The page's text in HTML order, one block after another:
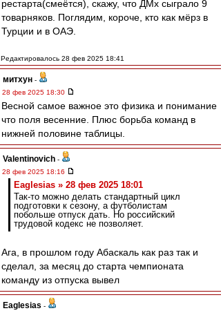
рестарта(смеётся), скажу, что ДМх сыграло 9
товарняков. Поглядим, короче, кто как мёрз в
Турции и в ОАЭ.
Редактировалось 28 фев 2025 18:41
митхун -
28 фев 2025 18:30
Весной самое важное это физика и понимание
что поля весенние. Плюс борьба команд в
нижней половине таблицы.
Valentinovich -
28 фев 2025 18:16
Eaglesias » 28 фев 2025 18:01
Так-то можно делать стандартный цикл
подготовки к сезону, а футболистам
побольше отпуск дать. Но российский
трудовой кодекс не позволяет.
Ага, в прошлом году Абаскаль как раз так и
сделал, за месяц до старта чемпионата
команду из отпуска вывел
Eaglesias -